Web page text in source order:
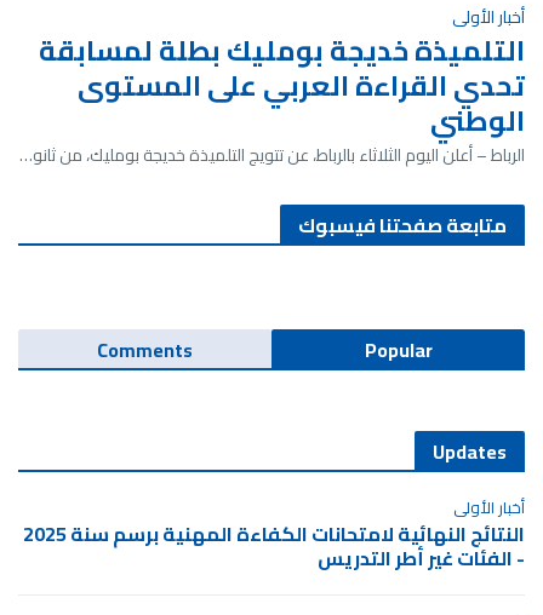
أخبار الأولى
التلميذة خديجة بومليك بطلة لمسابقة
تحدي القراءة العربي على المستوى
الوطني
الرباط – أعلن اليوم الثلاثاء بالرباط، عن تتويج التلميذة خديجة بومليك، من ثانو…
متابعة صفحتنا فيسبوك
Popular
Comments
Updates
أخبار الأولى
النتائج النهائية لامتحانات الكفاءة المهنية برسم سنة 2025
- الفئات غير أطر التدريس